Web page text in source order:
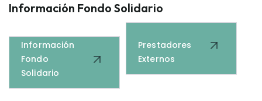
Información Fondo Solidario
Información
Fondo
Solidario
Prestadores
Externos